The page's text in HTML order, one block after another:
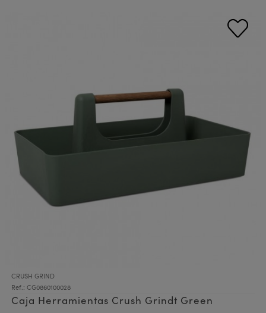
CRUSH GRIND
Ref.: CG0860100028
Caja Herramientas Crush Grindt Green